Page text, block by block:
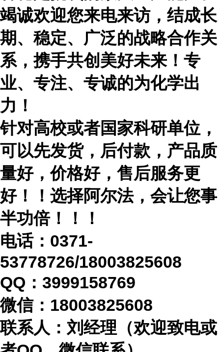
竭诚欢迎您来电来访，结成长
期、稳定、广泛的战略合作关
系，携手共创美好未来！专
业、专注、专诚的为化学出
力！
针对高校或者国家科研单位，
可以先发货，后付款，产品质
量好，价格好，售后服务更
好！！选择阿尔法，会让您事
半功倍！！！
电话： 0371-
53778726/18003825608
QQ：3999158769
微信： 18003825608
联系人：刘经理（欢迎致电或